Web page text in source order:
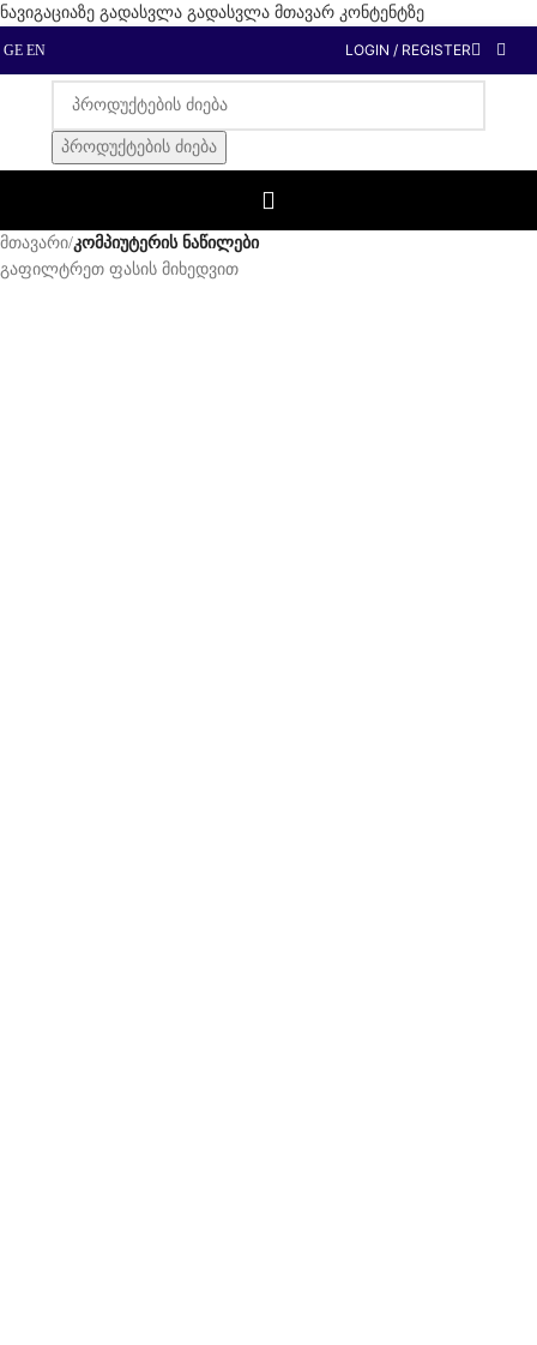
ნავიგაციაზე გადასვლა გადასვლა მთავარ კონტენტზე
GE EN LOGIN / REGISTER
პროდუქტების ძიება
მთავარი/კომპიუტერის ნაწილები
გაფილტრეთ ფასის მიხედვით